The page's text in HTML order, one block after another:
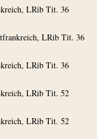
LRib Tit. 36
LRib Tit. 36
LRib Tit. 36
LRib Tit. 52
LRib Tit. 52